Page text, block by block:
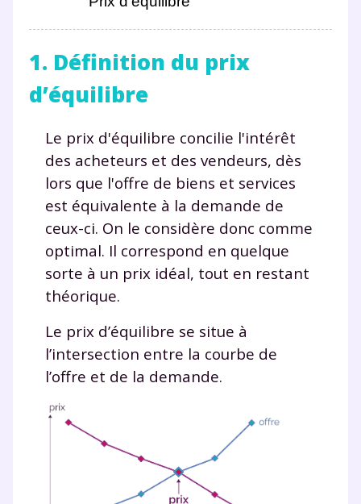
1. Définition du prix
d’équilibre
Le prix d'équilibre concilie l'intérêt
des acheteurs et des vendeurs, dès
lors que l'offre de biens et services
est équivalente à la demande de
ceux-ci. On le considère donc comme
optimal. Il correspond en quelque
sorte à un prix idéal, tout en restant
théorique.
Le prix d’équilibre se situe à
l’intersection entre la courbe de
l’offre et de la demande.